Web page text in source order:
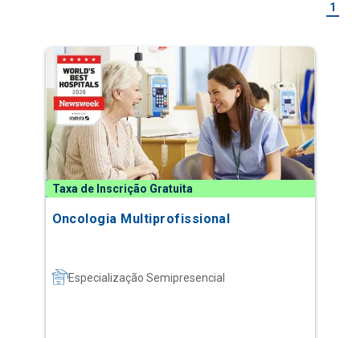
1
Taxa de Inscrição Gratuita
Oncologia Multiprofissional
Especialização Semipresencial